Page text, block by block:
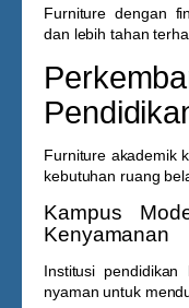
Furniture dengan
dan lebih tahan
Furniture akademik
kebutuhan ruang
Kampus
Kenyamanan
Institusi
nyaman untuk